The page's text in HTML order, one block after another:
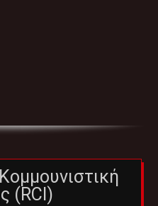
(RCI)